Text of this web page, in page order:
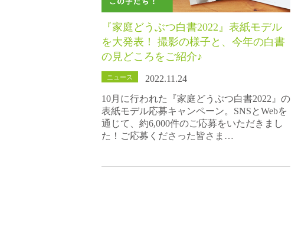
『家庭どうぶつ白書2022』表紙モデル
を大発表！ 撮影の様子と、今年の白書
の見どころをご紹介♪
ニュース
2022.11.24
10月に行われた『家庭どうぶつ白書2022』の
表紙モデル応募キャンペーン。SNSとWebを
通じて、約6,000件のご応募をいただきまし
た！ご応募くださった皆さま…